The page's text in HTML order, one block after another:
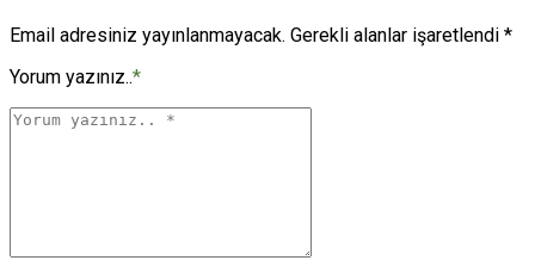
Email adresiniz yayınlanmayacak. Gerekli alanlar işaretlendi *
Yorum yazınız..*